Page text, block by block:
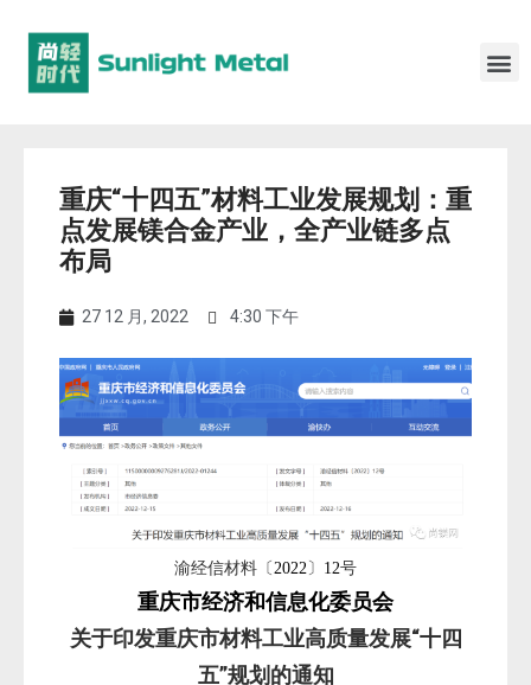
重庆“十四五”材料工业发展规划：重
点发展镁合金产业，全产业链多点
布局
27 12 月, 2022 4:30 下午
渝经信材料〔2022〕 12号
重庆市经济和信息化委员会
关于印发重庆市材料工业高质量发展“十四
五”规划的通知